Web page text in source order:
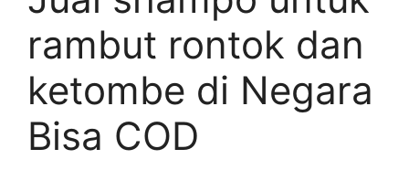
rambut rontok dan
ketombe di Negara
Bisa COD